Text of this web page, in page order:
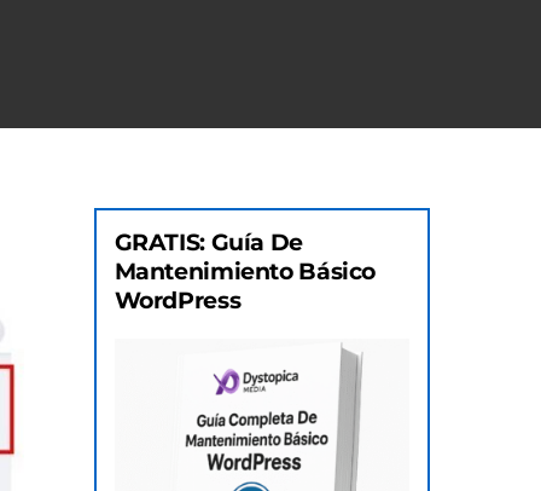
GRATIS: Guía De
Mantenimiento Básico
WordPress